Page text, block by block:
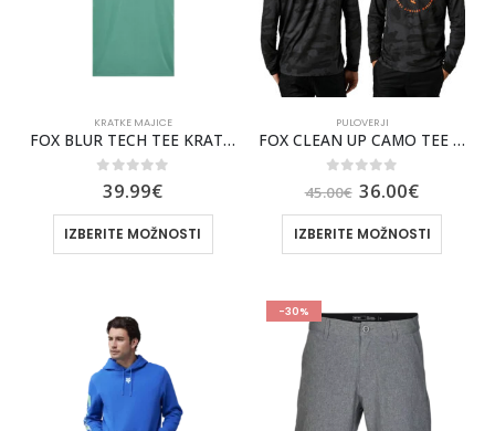
KRATKE MAJICE
FOX BLUR TECH TEE KRATKA MAJICA
0out of 5
39.99€
IZBERITE MOŽNOSTI
PULOVERJI
FOX CLEAN UP CAMO TEE MAJICA Z DOLGIMI ROKAVI
out of 5
45.00€ 36.00€
IZBERITE MOŽNOSTI
-30%